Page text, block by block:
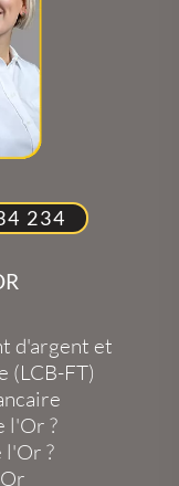
234
d'argent et
(LCB-FT)
l'Or ?
l'Or ?